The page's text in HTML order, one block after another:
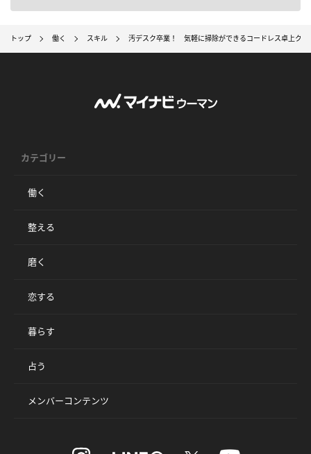
トップ 働く スキル 汚デスク卒業！ 気軽に掃除ができるコードレス卓上クリ
カテゴリー
働く
整える
磨く
恋する
暮らす
占う
メンバーコンテンツ